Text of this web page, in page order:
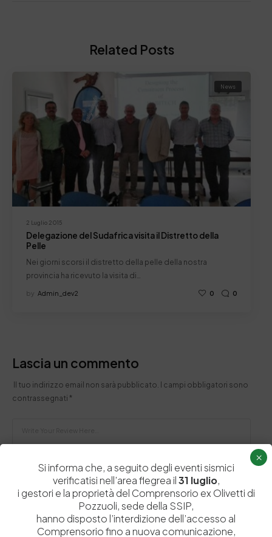
Related Posts
2 Luglio 2015
News
Delegazione del Sudafrica visita il Distretto della
Pelle
Nei giorni scorsi il distretto della pelle della nostra
provincia ha ricevuto la visita di…
by Admin_dev2 0 0
Lascia un commento
Il tuo indirizzo email non sarà pubblicato.
I campi obbligatori sono
contrassegnati *
Si informa che, a seguito degli eventi sismici
verificatisi nell’area flegrea il31 luglio,
i gestori e la proprietà del Comprensorio ex Olivetti di
Pozzuoli, sede della SSIP,
hanno disposto l’interdizione dell’accesso al
Comprensorio fino a nuova comunicazione,
×